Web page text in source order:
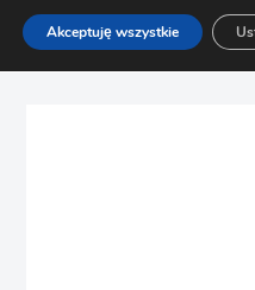
Strona główna Sklep
Bok szuflady Merivobox,
Akceptuję wszystkie